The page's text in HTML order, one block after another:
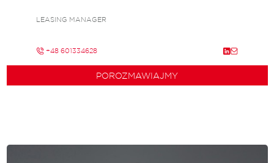
LEASING MANAGER
+48 601334628
POROZMAWIAJMY